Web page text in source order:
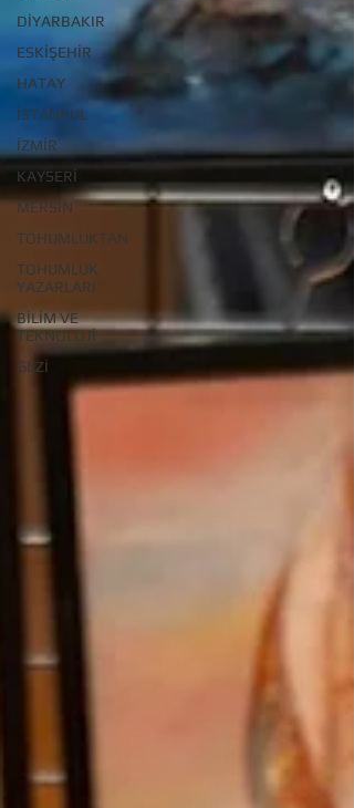
DİYARBAKIR
ESKİŞEHİR
HATAY
İSTANBUL
İZMİR
KAYSERİ
MERSİN
TOHUMLUKTAN
TOHUMLUK
YAZARLARI
BİLİM VE
TEKNOLOJİ
GEZİ